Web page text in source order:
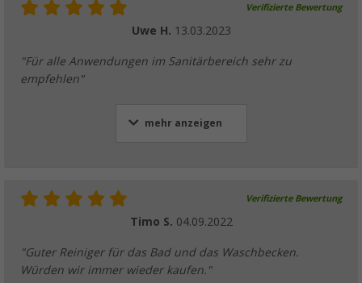
Verifizierte Bewertung
Uwe H. 13.03.2023
"Für alle Anwendungen im Sanitärbereich sehr zu
empfehlen"
mehr anzeigen
Verifizierte Bewertung
Timo S. 04.09.2022
"Guter Reiniger für das Bad und das Waschbecken.
Würden wir immer wieder kaufen."